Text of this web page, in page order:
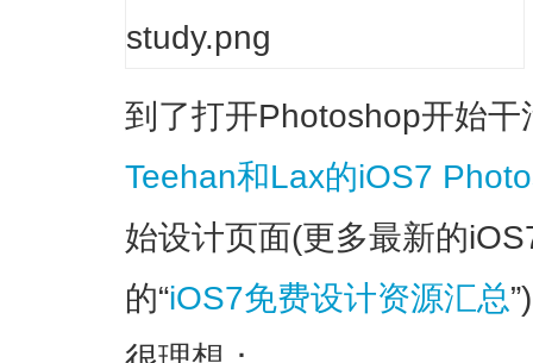
到了打开Photoshop开始
Teehan和Lax的iOS7
始设计页面(更多最新的
的“iOS7免费设计资源汇总